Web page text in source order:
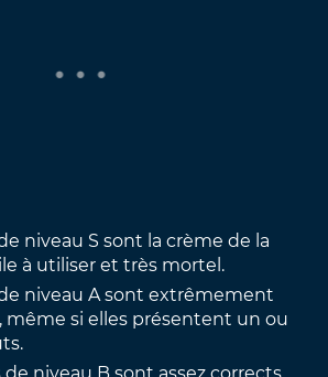
niveau S sont la crème de la
à utiliser et très mortel.
niveau A sont extrêmement
même si elles présentent un ou